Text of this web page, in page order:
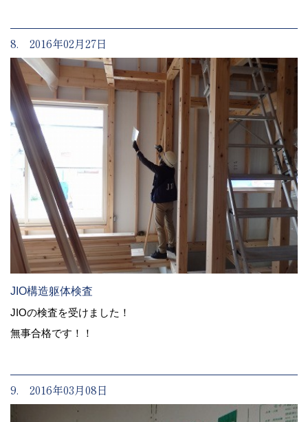
8. 2016年02月27日
JIO構造躯体検査
JIOの検査を受けました！
無事合格です！！
9. 2016年03月08日